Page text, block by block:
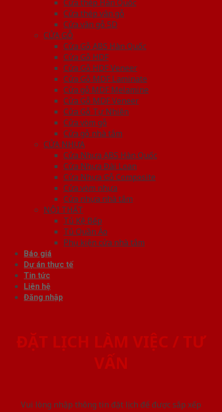
Cửa thép Hàn Quốc
Cửa thép vân gỗ
Cửa vân gỗ 5D
CỬA GỖ
Cửa Gỗ ABS Hàn Quốc
Cửa Gỗ HDF
Cửa Gỗ HDF Veneer
Cửa Gỗ MDF Laminate
Cửa gỗ MDF Melamine
Cửa Gỗ MDF Veneer
Cửa Gỗ Tự Nhiên
Cửa vòm gỗ
Cửa gỗ nhà tắm
CỬA NHỰA
Cửa Nhựa ABS Hàn Quốc
Cửa Nhựa Đài Loan
Cửa Nhựa Gỗ Composite
Cửa vòm nhựa
Cửa nhựa nhà tắm
NỘI THẤT
Tủ Kệ Bếp
Tủ Quần Áo
Phụ kiện cửa nhà tắm
Báo giá
Dự án thực tế
Tin tức
Liên hệ
Đăng nhập
ĐẶT LỊCH LÀM VIỆC / TƯ
VẤN
Vui lòng nhập thông tin đặt lịch để được sắp xếp